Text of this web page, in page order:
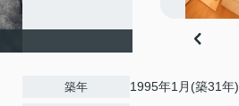
築年 1995年1月(築31年)